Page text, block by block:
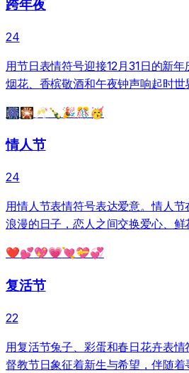
跨年夜
24
用节日表情符号迎接12月31日的新年
烟花、香槟敬酒和午夜钟声响起时世
🎆🎇 🥂🍾🎉🎊 🥳
情人节
24
用情人节表情符号表达爱意。情人
浪漫的日子，恋人之间交换爱心、鲜
❤️💕💖💗💘💝💞
复活节
22
用复活节兔子、彩蛋和春日花卉表
督教节日象征着新生与希望，伴随